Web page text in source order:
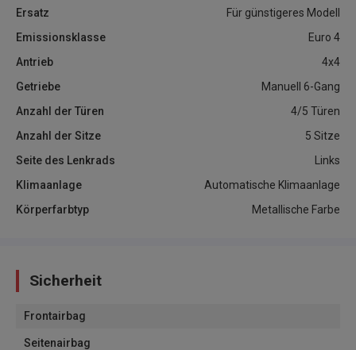
Ersatz
Für günstigeres Modell
Emissionsklasse
Euro 4
Antrieb
4x4
Getriebe
Manuell 6-Gang
Anzahl der Türen
4/5 Türen
Anzahl der Sitze
5 Sitze
Seite des Lenkrads
Links
Klimaanlage
Automatische Klimaanlage
Körperfarbtyp
Metallische Farbe
Sicherheit
Frontairbag
Seitenairbag